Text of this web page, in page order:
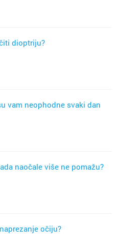
dioptriju?
vam neophodne svaki dan
naočale više ne pomažu?
očiju?